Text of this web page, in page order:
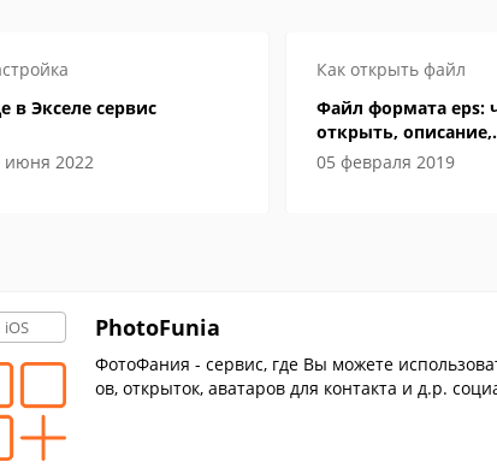
в Экселе сервис
июня 2022
Как открыть файл
Файл формата eps:
открыть, описание,
особенности
05 февраля 2019
iOS PhotoFunia
ФотоФания - сервис, где Вы можете
ов, открыток, аватаров для контакта и д.р.